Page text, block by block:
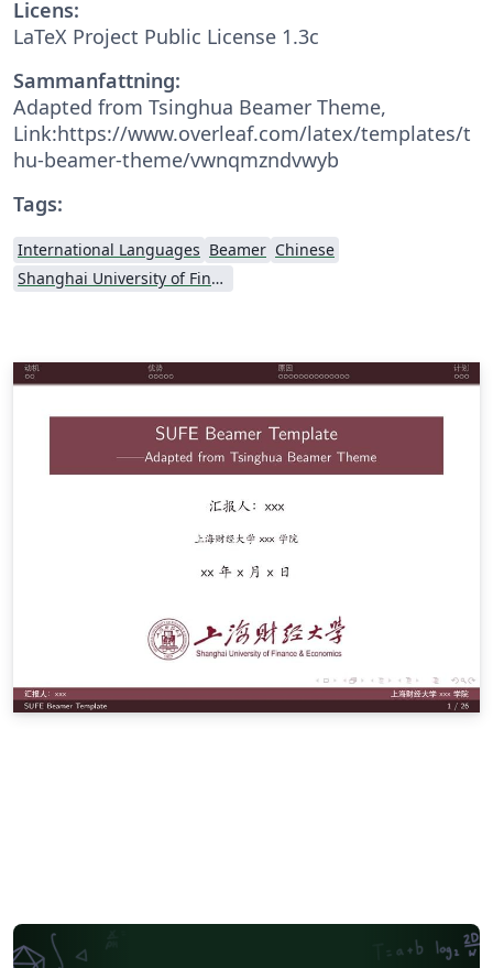
Licens:
LaTeX Project Public License 1.3c
Sammanfattning:
Adapted from Tsinghua Beamer Theme,
Link:https://www.overleaf.com/latex/templates/t
hu-beamer-theme/vwnqmzndvwyb
Tags:
International Languages Beamer Chinese
Shanghai University of Finance and Economics